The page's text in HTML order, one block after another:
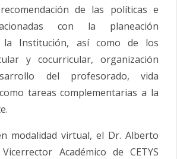
de las políticas e
con la planeación
la Institución, así como de los
y cocurricular, organización
del profesorado, vida
tareas complementarias a la
modalidad virtual, el Dr. Alberto
Académico de CETYS